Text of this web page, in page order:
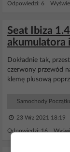
Odpowiedzi: 6
Seat Ibiza
akumulatora
Dokładnie tak,
czerwony przewód
klemę plusową
Samochody
23 Wrz 2021 18:19
Odpowiedzi: 16